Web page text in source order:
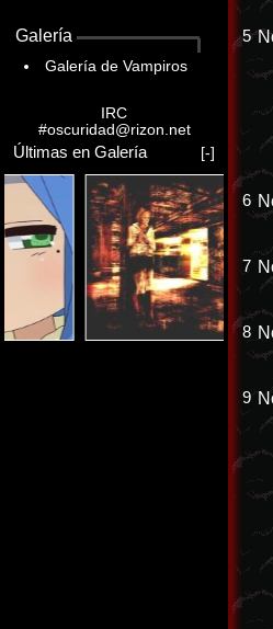
Galería
Galería de Vampiros
IRC
#oscuridad@rizon.net
Últimas en Galería [-]
5
6
7
8
9